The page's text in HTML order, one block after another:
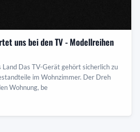
uns bei den TV - Modellreihen
Das TV-Gerät gehört sicherlich zu
im Wohnzimmer. Der Dreh
Wohnung, be